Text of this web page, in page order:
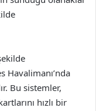
Bu sistemler,
hızlı bir